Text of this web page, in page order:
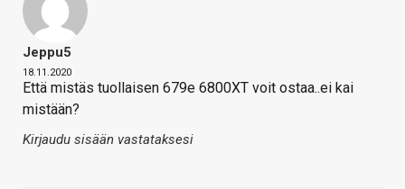
Jeppu5
18.11.2020
Että mistäs tuollaisen 679e 6800XT voit ostaa..ei kai
mistään?
Kirjaudu sisään vastataksesi